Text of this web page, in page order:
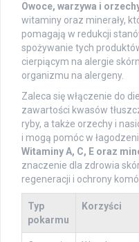
Owoce, warzywa i
witaminy oraz minerały,
pomagają w redukcji
spożywanie tych
cierpiącym na alergie
organizmu na alergeny.
Zaleca się włączenie do
zawartości kwasów
ryby, a także orzechy i
i mogą pomóc w
Witaminy A, C, E oraz
znaczenie dla zdrowia
regeneracji i ochrony
Typ
pokarmu
Korzyści